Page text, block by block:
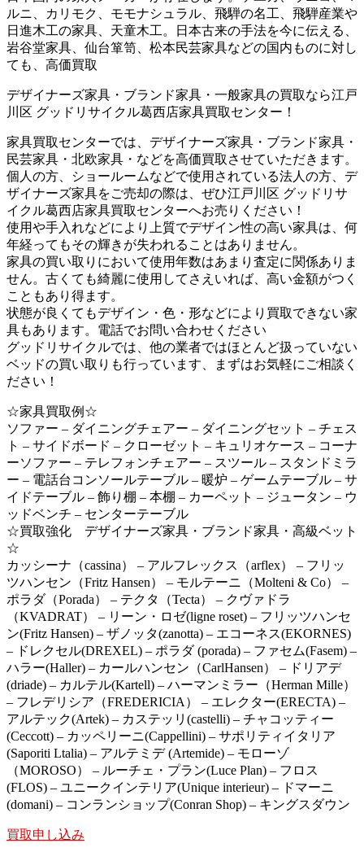
ルニ、カリモク、モモナシュラル、飛騨の名工、飛騨産業や
日進木工の家具、天童木工。日本古来の手法を今に伝える、
岩谷堂家具、仙台箪笥、松本民芸家具などの国内ものに対し
ても、高価買取
デザイナーズ家具・ブランド家具・一般家具の買取なら江戸
川区 グッドリサイクル葛西店家具買取センター！
家具買取センターでは、デザイナーズ家具・ブランド家具・
民芸家具・北欧家具・などを高価買取させていただきます。
個人の方、ショールームなどで使用されている法人の方、デ
ザイナーズ家具をご売却の際は、ぜひ江戸川区 グッドリサ
イクル葛西店家具買取センターへお売りください！
使用や手入れなどにより上質でデザイン性の高い家具は、何
年経ってもその輝きが失われることはありません。
家具の買い取りにおいて使用年数はあまり査定に関係ありま
せん。古くても綺麗に使用してさえいれば、高い金額がつく
こともあり得ます。
状態が良くてもデザイン・色・形などにより買取できない家
具もあります。電話でお問い合わせください
グッドリサイクルでは、他の業者ではほとんど扱っていない
ベッドの買い取りも行っています、まずはお気軽にご相談く
ださい！
☆家具買取例☆
ソファー – ダイニングチェアー – ダイニングセット – チェス
ト – サイドボード – クローゼット – キュリオケース – コーナ
ーソファー – テレフォンチェアー – スツール – スタンドミラ
ー – 電話台コンソールテーブル – 暖炉 – ゲームテーブル – サ
イドテーブル – 飾り棚 – 本棚 – カーペット – ジュータン – ウ
ッドベンチ – センターテーブル
☆買取強化 デザイナーズ家具・ブランド家具・高級ベット
☆
カッシーナ（cassina） – アルフレックス（arflex） – フリッ
ツハンセン（Fritz Hansen） – モルテーニ（Molteni & Co） –
ポラダ（Porada） – テクタ（Tecta） – クヴァドラ
（KVADRAT） – リーン・ロゼ(ligne roset) – フリッツハンセ
ン(Fritz Hansen) – ザノッタ(zanotta) – エコーネス(EKORNES)
– ドレクセル(DREXEL) – ポラダ (porada) – ファセム(Fasem) –
ハラー(Haller) – カールハンセン（CarlHansen） – ドリアデ
(driade) – カルテル(Kartell) – ハーマンミラー（Herman Mille）
– フレデリシア（FREDERICIA） – エレクター(ERECTA) –
アルテック(Artek) – カステッリ(castelli) – チャコッティー
(Ceccott) – カッペリーニ(Cappellini) – サポリティイタリア
(Saporiti Ltalia) – アルテミデ (Artemide) – モローゾ
（MOROSO） – ルーチェ・プラン(Luce Plan) – フロス
(FLOS) – ユニークインテリア(Unique interieur) – ドマーニ
(domani) – コンランショップ(Conran Shop) – キングスダウン
買取申し込み